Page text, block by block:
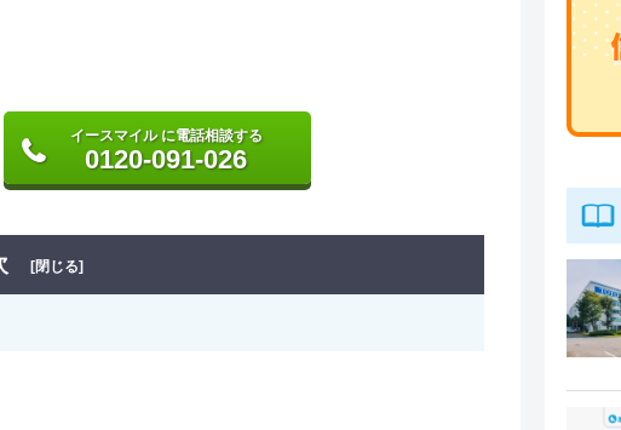
イースマイル に電話相談する
0120-091-026
[閉じる]